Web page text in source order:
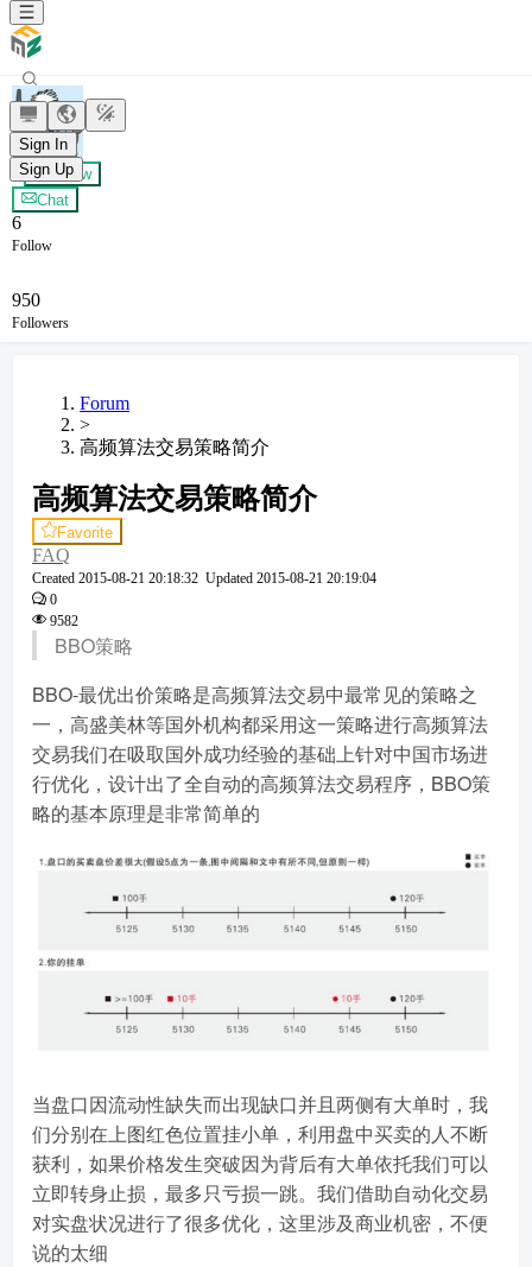
Sign In
Sign Up
Zero
+ Follow
Chat
6
Follow
950
Followers
Forum
>
高频算法交易策略简介
高频算法交易策略简介
Favorite
FAQ
Created 2015-08-21 20:18:32 Updated 2015-08-21 20:19:04
0
9582
BBO策略
BBO-最优出价策略是高频算法交易中最常见的策略之
一，高盛美林等国外机构都采用这一策略进行高频算法
交易我们在吸取国外成功经验的基础上针对中国市场进
行优化，设计出了全自动的高频算法交易程序，BBO策
略的基本原理是非常简单的
当盘口因流动性缺失而出现缺口并且两侧有大单时，我
们分别在上图红色位置挂小单，利用盘中买卖的人不断
获利，如果价格发生突破因为背后有大单依托我们可以
立即转身止损，最多只亏损一跳。我们借助自动化交易
对实盘状况进行了很多优化，这里涉及商业机密，不便
说的太细